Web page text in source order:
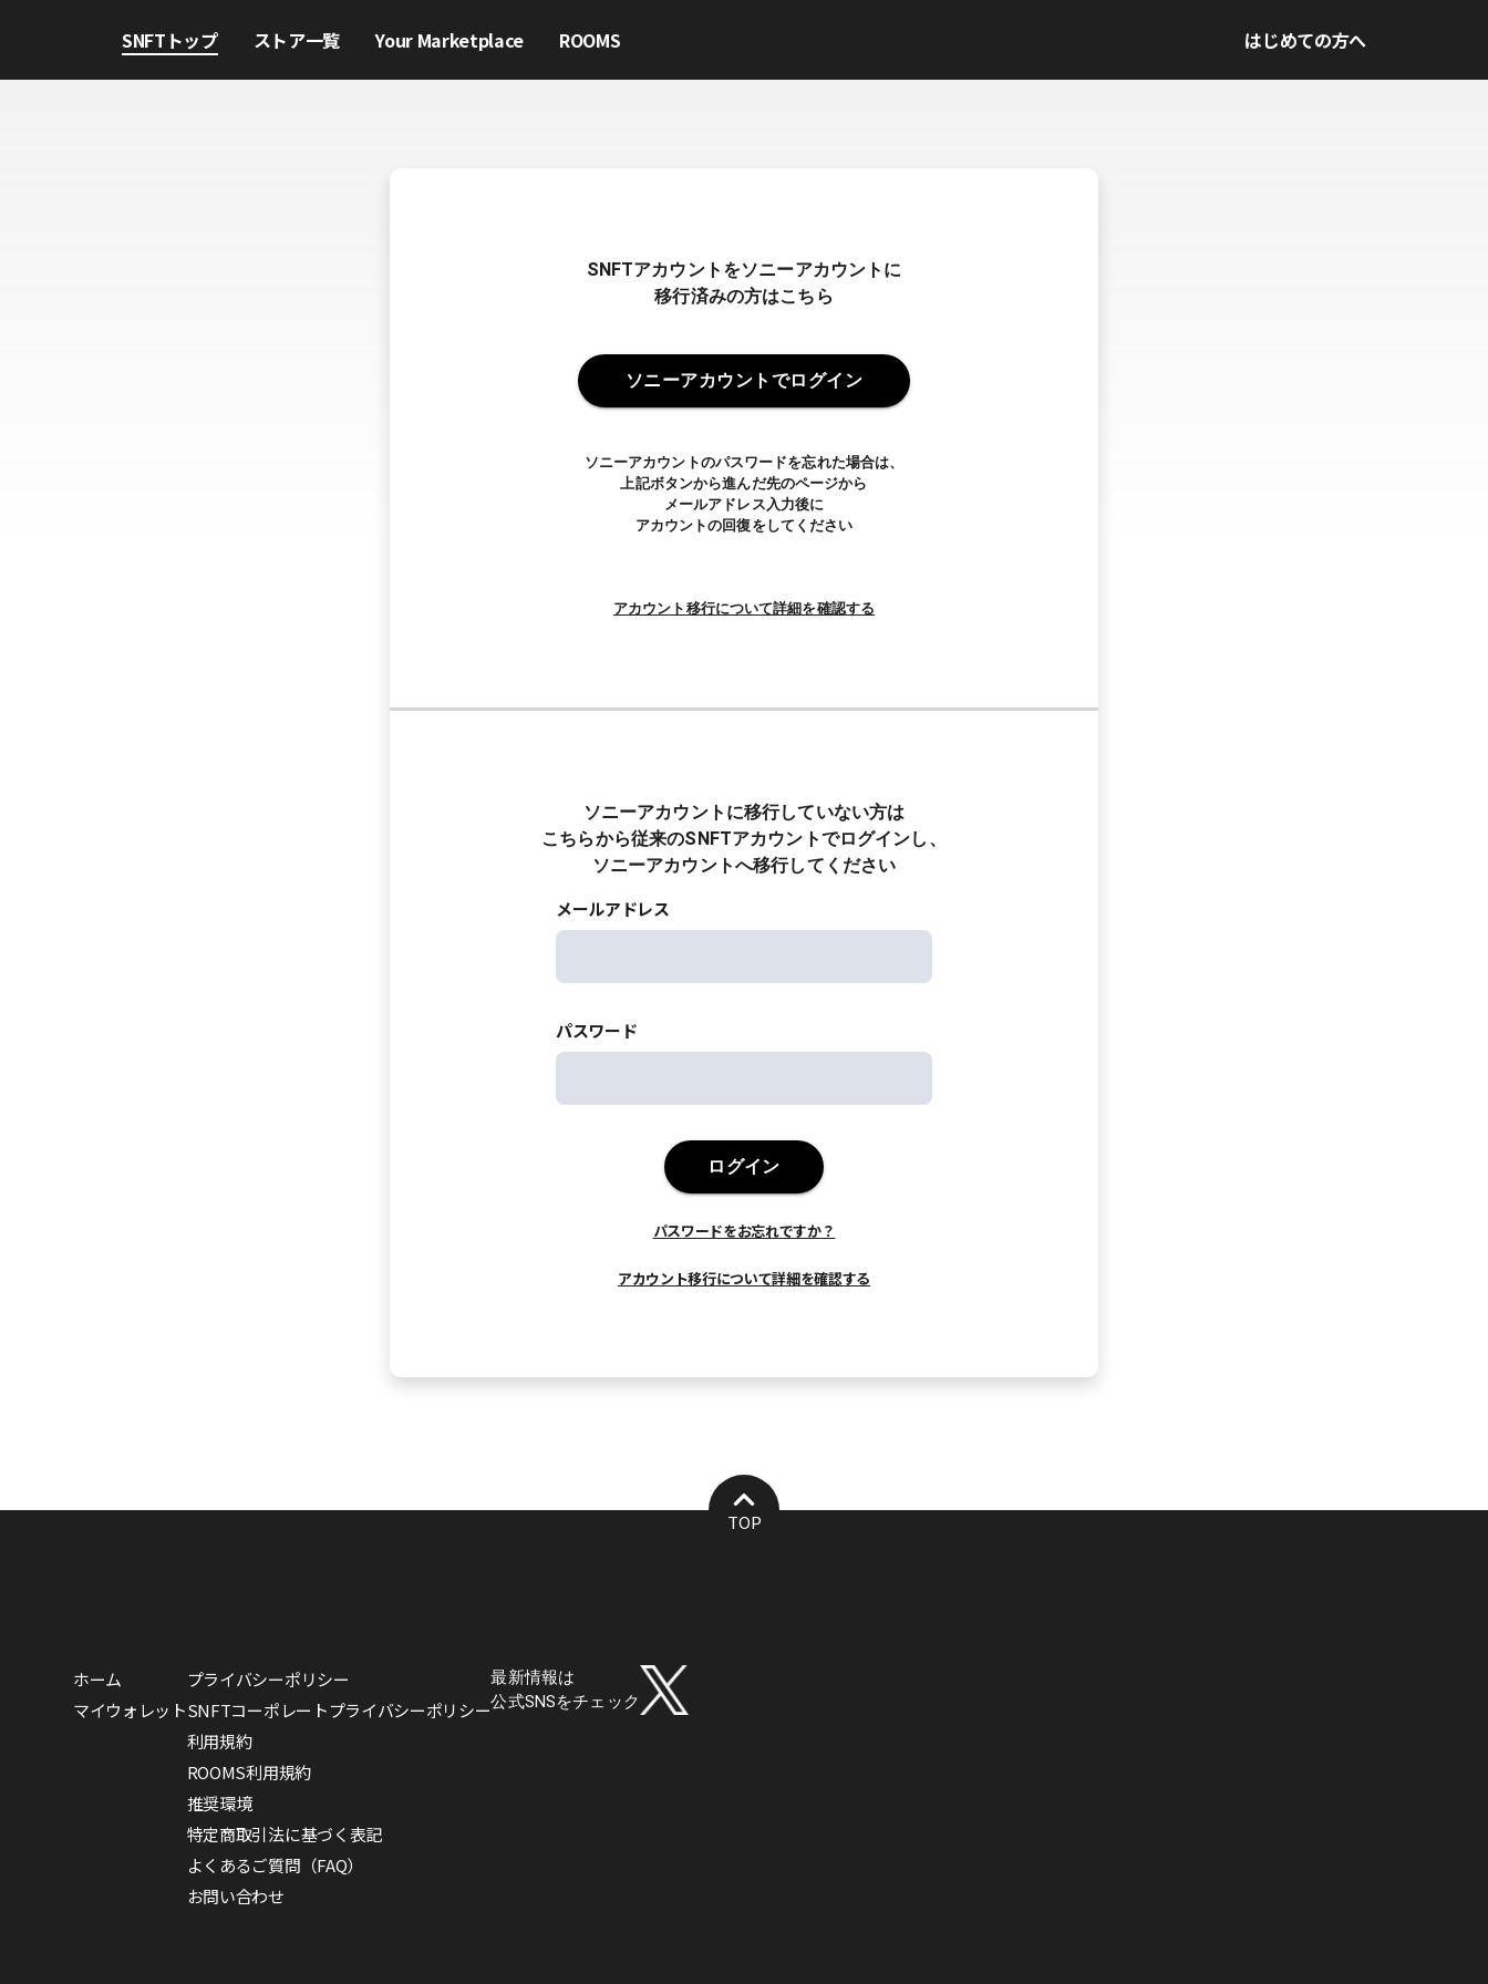
SNFTトップ ストア一覧 Your Marketplace ROOMS はじめての方へ
SNFTアカウントをソニーアカウントに
移行済みの方はこちら
ソニーアカウントでログイン
ソニーアカウントのパスワードを忘れた場合は、
上記ボタンから進んだ先のページから
メールアドレス入力後に
アカウントの回復をしてください
アカウント移行について詳細を確認する
ソニーアカウントに移行していない方は
こちらから従来のSNFTアカウントでログインし、
ソニーアカウントへ移行してください
メールアドレス
パスワード
ログイン
パスワードをお忘れですか？
アカウント移行について詳細を確認する
TOP
ホーム
マイウォレット
プライバシーポリシー
SNFTコーポレートプライバシーポリシー
利用規約
ROOMS利用規約
推奨環境
特定商取引法に基づく表記
よくあるご質問（FAQ）
お問い合わせ
最新情報は
公式SNSをチェック